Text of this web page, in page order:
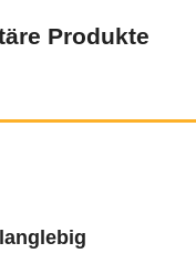
Produkte